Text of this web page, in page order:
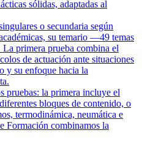
sólidas, adaptadas al
o secundaria según
su temario —49 temas
primera prueba combina el
de actuación ante situaciones
y su enfoque hacia la
pruebas: la primera incluye el
bloques de contenido, o
termodinámica, neumática e
Formación combinamos la